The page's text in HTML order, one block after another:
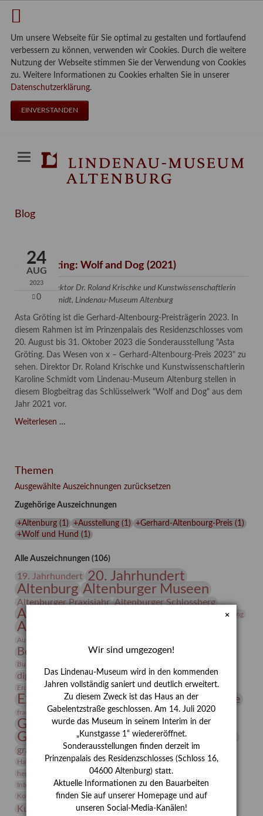
Um unsere Webseite für Sie optimal zu gestalten und fortlaufend
verbessern zu können, verwenden wir Cookies. Durch die weitere
Nutzung der Webseite stimmen Sie der Verwendung von Cookies
zu. Weitere Informationen zu Cookies erhalten Sie in unserer
Datenschutzerklärung.
EINVERSTANDEN
Blog
24
AUG
2023
0
Asta Gröting: Wolf and Dog (2021)
Text von Direktor Dr. Roland Krischke und Kunstwissenschaftlerin
Karoline Schmidt, Lindenau-Museum Altenburg
Asta Gröting ist die Gerhard-Altenbourg-Preisträgerin 2023. In
diesem Rahmen ist im Prinzenpalais des Residenzschlosses vom
20. August bis 31. Oktober 2023 die Sonderausstellung "Asta
Gröting. Das Wesen von x – Gerhard-Altenbourg-Preis 2023" zu
sehen. Direktor Dr. Roland Krischke und Kunstwissenschaftlerin
Karoline Schmidt vom Lindenau-Museum Altenburg stellen in
diesem Blogbeitrag das Schlüsselwerk "Wolf and Dog" aus dem
Jahr 2021 vor.
Weiterlesen …
(2021)
Themen
Ausgewählte Auszeichnungen zurücksetzen
Zugehörige Auszeichnungen
+Altenburg(1 ) +Ausstellung(1 ) +Gerhard-Altenbourg-Preis(1 )
+Wolf und Hund (1 )
Alle Auszeichnungen (106)
19. Jahrhundert 20. Jahrhundert
Altenburg Altenburger Museen
Altenburger Praxisjahr Altenburger Schlossberg
Antike Asta Gröting
Ausstellung
Ausstellung „Vier Winde“
Bernhard August von Lindenau
Burg Posterstein
digitallabor Entartete Kunst
Enteignung
Erdmann Julius Dietrich
Erlebnisportal estrusker Exlibris
Expressionismus Festrede Florenz Fotografie
frauen Frauen in der Antike und heute
Gerhard-Altenbourg-Preis
Gerhard Altenbourg
Gerhard Kurt Müller
grafische sammlung griechische Mythologie
Hanns-Conon von der Gabelentz Heinrich Kirchhoff Heldinnen
herman de vries Humboldt
Insekten
Integriertes Schädlingsmanagement
Italien Jahresempfang
Jubiläum
Kolosseum
Kooperationsausstellung Korkmodelle Kunst
Kunstmuseum Kunstvermittlung Kunst von Kühl
×
Wir sind umgezogen!
Das Lindenau-Museum wird in den kommenden
Jahren vollständig saniert und deutlich erweitert.
Zu diesem Zweck ist das Haus an der
Gabelentzstraße geschlossen. Am 14. Juli 2020
wurde das Museum in seinem Interim in der
„Kunstgasse 1“ wiedereröffnet.
Sonderausstellungen finden derzeit im
Prinzenpalais des Residenzschlosses (Schloss 16,
04600 Altenburg) statt.
Aktuelle Informationen zu den Bauarbeiten
finden Sie auf unserer Homepage und auf
unseren Social-Media-Kanälen!